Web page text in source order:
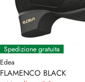
Spedizione gratuita
Edea
FLAMENCO BLACK